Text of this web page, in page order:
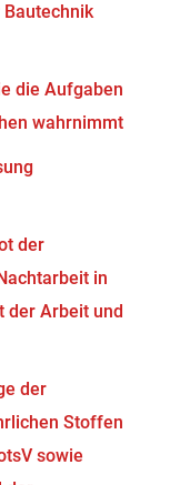
die Aufgaben
wahrnimmt
der
in
der Arbeit und
der
Stoffen
sowie